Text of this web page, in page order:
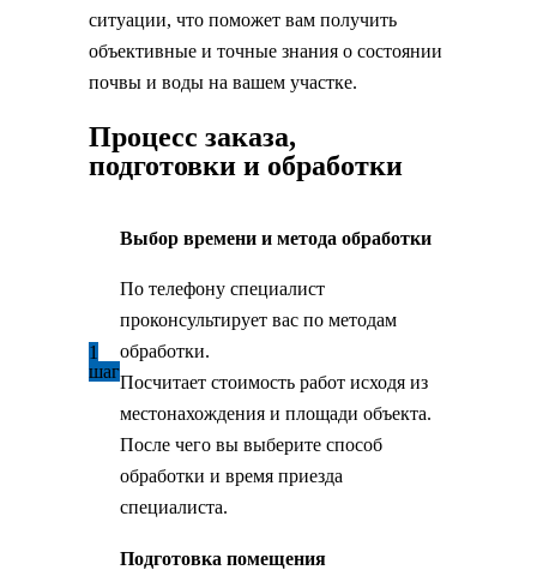
ситуации, что поможет вам получить
объективные и точные знания о состоянии
почвы и воды на вашем участке.
Процесс заказа,
подготовки и обработки
1
шаг
Выбор времени и метода обработки
По телефону специалист
проконсультирует вас по методам
обработки.
Посчитает стоимость работ исходя из
местонахождения и площади объекта.
После чего вы выберите способ
обработки и время приезда
специалиста.
Подготовка помещения